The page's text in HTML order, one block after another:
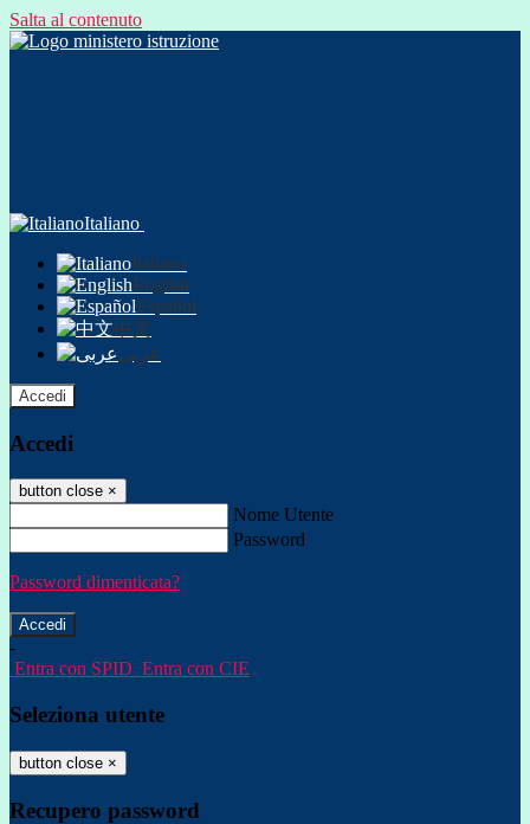
Salta al contenuto
Italiano
Italiano
English
Español
中文
عربى
Accedi
Accedi
button close ×
Nome Utente
Password
Password dimenticata?
-
Entra con SPID Entra con CIE
Seleziona utente
button close ×
Recupero password